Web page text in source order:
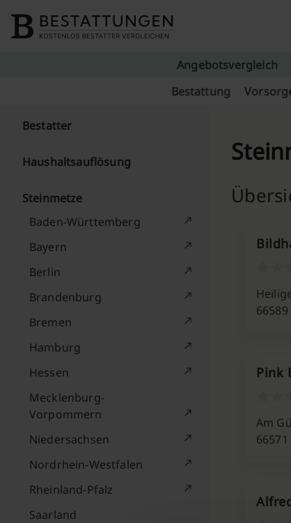
Angebotsvergleich
Bestattung
Bestatter
Haushaltsauflösung
Steinmetze
Baden-Württemberg
Bayern
Berlin
Brandenburg
Bremen
Hamburg
Hessen
Mecklenburg-
Vorpommern
Niedersachsen
Nordrhein-Westfalen
Rheinland-Pfalz
Saarland
Pink
Am